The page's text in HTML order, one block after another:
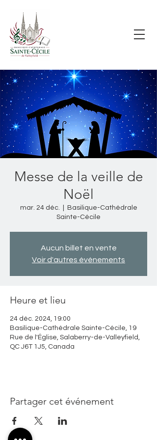
Messe de la veille de
Noël
mar. 24 déc.
Basilique-Cathédrale
Sainte-Cécile
Aucun billet en vente
Voir d'autres événements
Heure et lieu
24 déc. 2024, 19:00
Basilique-Cathédrale Sainte-Cécile, 19
Rue de l'Église, Salaberry-de-Valleyfield,
QC J6T 1J5, Canada
Partager cet événement